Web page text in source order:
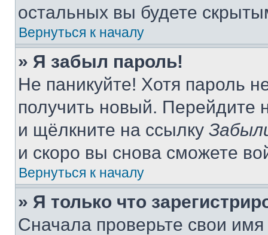
остальных вы будете
Вернуться к началу
» Я забыл пароль!
Не паникуйте! Хотя пароль
получить новый. Перейдите
и щёлкните на ссылку
и скоро вы снова сможете
Вернуться к началу
» Я только что
Сначала проверьте свои